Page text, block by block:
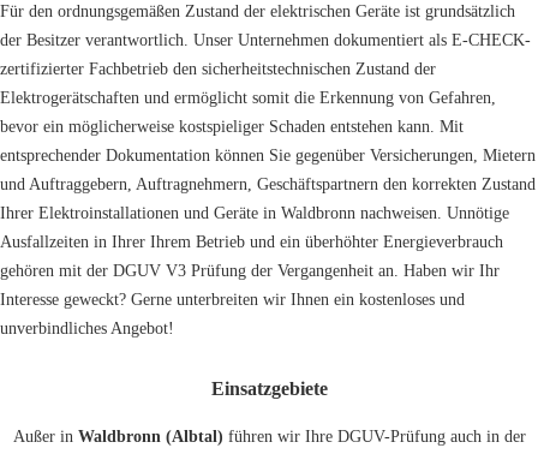
Für den ordnungsgemäßen Zustand der elektrischen Geräte ist grundsätzlich
der Besitzer verantwortlich. Unser Unternehmen dokumentiert als E-CHECK-
zertifizierter Fachbetrieb den sicherheitstechnischen Zustand der
Elektrogerätschaften und ermöglicht somit die Erkennung von Gefahren,
bevor ein möglicherweise kostspieliger Schaden entstehen kann. Mit
entsprechender Dokumentation können Sie gegenüber Versicherungen, Mietern
und Auftraggebern, Auftragnehmern, Geschäftspartnern den korrekten Zustand
Ihrer Elektroinstallationen und Geräte in Waldbronn nachweisen. Unnötige
Ausfallzeiten in Ihrer Ihrem Betrieb und ein überhöhter Energieverbrauch
gehören mit der DGUV V3 Prüfung der Vergangenheit an. Haben wir Ihr
Interesse geweckt? Gerne unterbreiten wir Ihnen ein kostenloses und
unverbindliches Angebot!
Einsatzgebiete
Außer in Waldbronn (Albtal) führen wir Ihre DGUV-Prüfung auch in der